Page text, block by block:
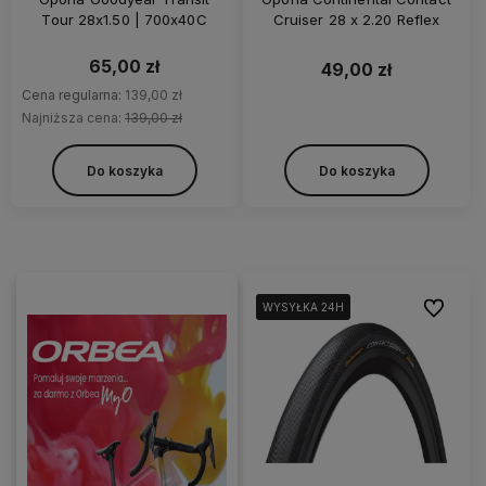
Tour 28x1.50 | 700x40C
65,00 zł
Cena regularna: 139,00 zł
Najniższa cena: 139,00 zł
Do koszyka
Cruiser 28 x 2.20 Reflex
49,00 zł
Do koszyka
WYSYŁKA 24H
WYSYŁKA 24H
WYSYŁKA 24H Do